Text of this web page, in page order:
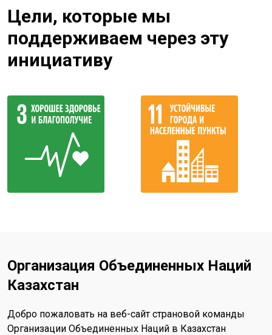
Цели, которые мы
поддерживаем через эту
инициативу
Организация Объединенных Наций
Казахстан
Добро пожаловать на веб-сайт страновой команды
Организации Объединенных Наций в Казахстан